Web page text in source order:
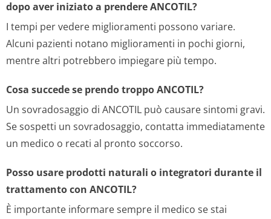
dopo aver iniziato a prendere ANCOTIL?
I tempi per vedere miglioramenti possono variare.
Alcuni pazienti notano miglioramenti in pochi giorni,
mentre altri potrebbero impiegare più tempo.
Cosa succede se prendo troppo ANCOTIL?
Un sovradosaggio di ANCOTIL può causare sintomi gravi.
Se sospetti un sovradosaggio, contatta immediatamente
un medico o recati al pronto soccorso.
Posso usare prodotti naturali o integratori durante il
trattamento con ANCOTIL?
È importante informare sempre il medico se stai